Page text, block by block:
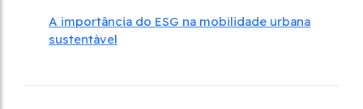
A importância do ESG na mobilidade urbana
sustentável